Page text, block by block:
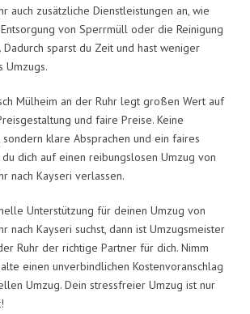
auch zusätzliche Dienstleistungen an, wie
von Sperrmüll oder die Reinigung
Dadurch sparst du Zeit und hast weniger
Umzugs.
Mülheim an der Ruhr legt großen Wert auf
und faire Preise. Keine
sondern klare Absprachen und ein faires
dich auf einen reibungslosen Umzug von
nach Kayseri verlassen.
Unterstützung für deinen Umzug von
nach Kayseri suchst, dann ist Umzugsmeister
Ruhr der richtige Partner für dich. Nimm
einen unverbindlichen Kostenvoranschlag
Umzug. Dein stressfreier Umzug ist nur